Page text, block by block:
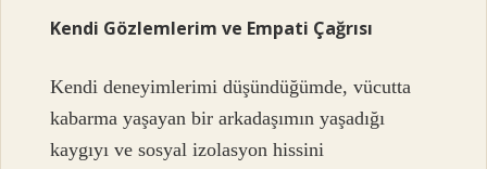
Kendi Gözlemlerim ve Empati Çağrısı
Kendi deneyimlerimi düşündüğümde, vücutta
kabarma yaşayan bir arkadaşımın yaşadığı
kaygıyı ve sosyal izolasyon hissini